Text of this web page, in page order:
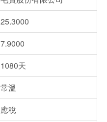
25.3000
7.9000
1080天
常溫
應稅